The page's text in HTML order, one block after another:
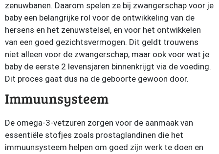
zenuwbanen. Daarom spelen ze bij zwangerschap voor je
baby een belangrijke rol voor de ontwikkeling van de
hersens en het zenuwstelsel, en voor het ontwikkelen
van een goed gezichtsvermogen. Dit geldt trouwens
niet alleen voor de zwangerschap, maar ook voor wat je
baby de eerste 2 levensjaren binnenkrijgt via de voeding.
Dit proces gaat dus na de geboorte gewoon door.
Immuunsysteem
De omega-3-vetzuren zorgen voor de aanmaak van
essentiële stofjes zoals prostaglandinen die het
immuunsysteem helpen om goed zijn werk te doen en